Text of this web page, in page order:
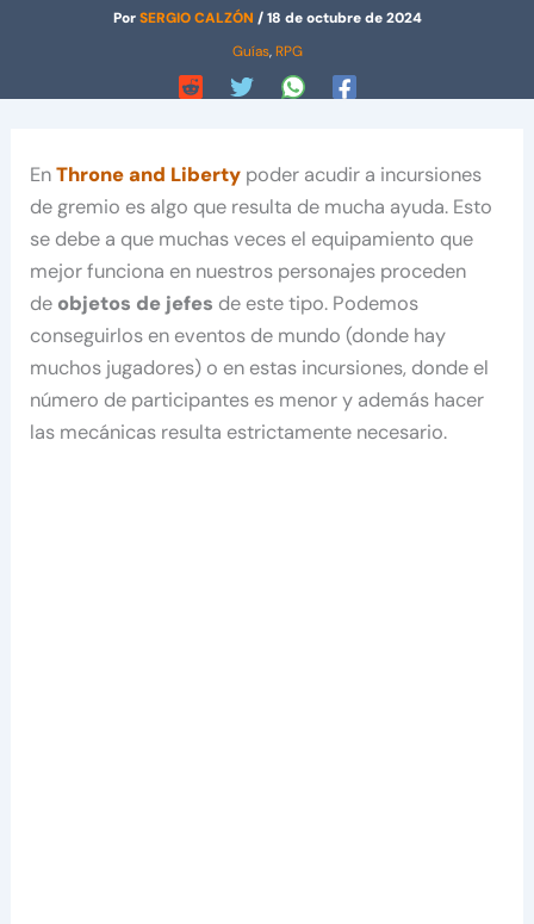
PorSERGIO CALZÓN /18 de octubre de 2024
Guías, RPG
EnThrone and Liberty poder acudir a incursiones
de gremio es algo que resulta de mucha ayuda. Esto
se debe a que muchas veces el equipamiento que
mejor funciona en nuestros personajes proceden
de objetos de jefes de este tipo. Podemos
conseguirlos en eventos de mundo (donde hay
muchos jugadores) o en estas incursiones, donde el
número de participantes es menor y además hacer
las mecánicas resulta estrictamente necesario.